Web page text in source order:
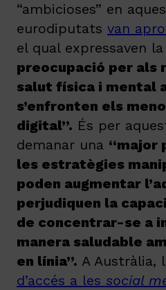
“ambicioses” en
eurodiputats van
el qual expressaven la
preocupació per als
salut física i mental
s’enfronten els
digital”. És per
demanar una “major
les estratègies
poden augmentar
perjudiquen la
de concentrar-se a
manera saludable
en línia”. A Austràlia,
d’accés a les social